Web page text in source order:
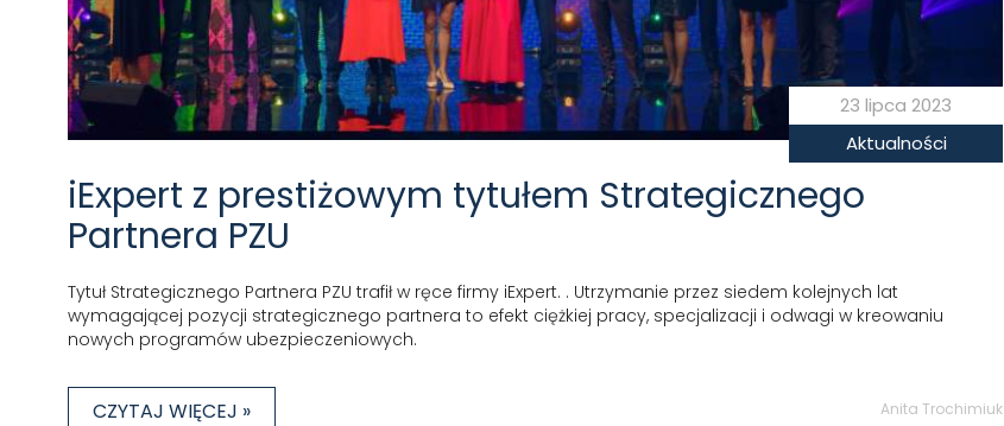
23 lipca 2023
Aktualności
iExpert z prestiżowym tytułem Strategicznego
Partnera PZU
Tytuł Strategicznego Partnera PZU trafił w ręce firmy iExpert. . Utrzymanie przez siedem kolejnych lat
wymagającej pozycji strategicznego partnera to efekt ciężkiej pracy, specjalizacji i odwagi w kreowaniu
nowych programów ubezpieczeniowych.
CZYTAJ WIĘCEJ » Anita Trochimiuk